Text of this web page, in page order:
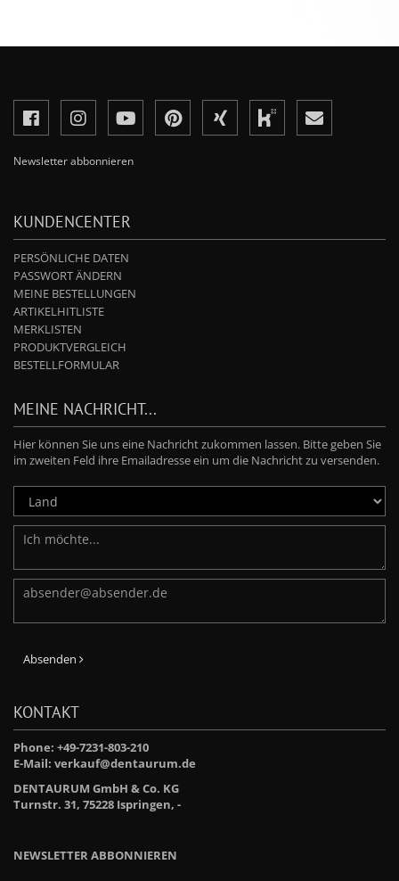
Newsletter abbonnieren
KUNDENCENTER
PERSÖNLICHE DATEN
PASSWORT ÄNDERN
MEINE BESTELLUNGEN
ARTIKELHITLISTE
MERKLISTEN
PRODUKTVERGLEICH
BESTELLFORMULAR
MEINE NACHRICHT...
Hier können Sie uns eine Nachricht zukommen lassen. Bitte geben Sie
im zweiten Feld ihre Emailadresse ein um die Nachricht zu versenden.
Absenden
KONTAKT
Phone: +49-7231-803-210
E-Mail: verkauf@dentaurum.de
DENTAURUM GmbH & Co. KG
Turnstr. 31, 75228 Ispringen, -
NEWSLETTER ABBONNIEREN